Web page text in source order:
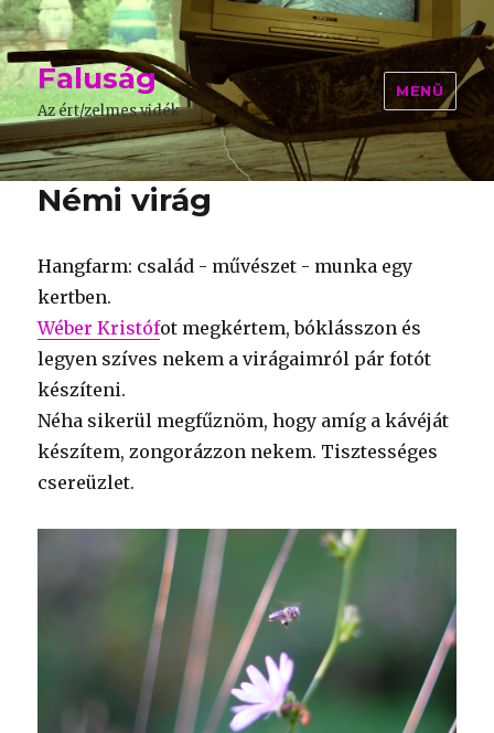
Faluság
Az ért/zelmes vidék
MENÜ
Némi virág
Hangfarm: család - művészet - munka egy
kertben.
Wéber Kristófot megkértem, bóklásszon és
legyen szíves nekem a virágaimról pár fotót
készíteni.
Néha sikerül megfűznöm, hogy amíg a kávéját
készítem, zongorázzon nekem. Tisztességes
csereüzlet.